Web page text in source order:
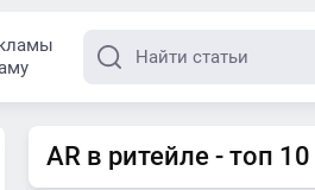
AR в ритейле - топ 10